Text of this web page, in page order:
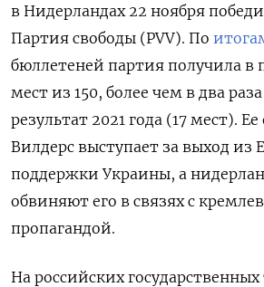
в Нидерландах 22 ноября
Партия свободы (PVV). По
бюллетеней партия получила в
мест из 150, более чем в два
результат 2021 года (17 мест).
Вилдерс выступает за выход из
поддержки Украины, а
обвиняют его в связях с
пропагандой.
На российских государственных